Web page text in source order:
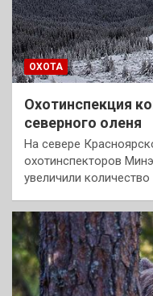
ОХОТА
Охотинспекция
северного оленя
На севере
охотинспекторов
увеличили